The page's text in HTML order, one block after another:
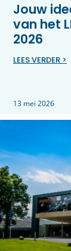
Jouw
van het
2026
LEES VERDER >
13 mei 2026